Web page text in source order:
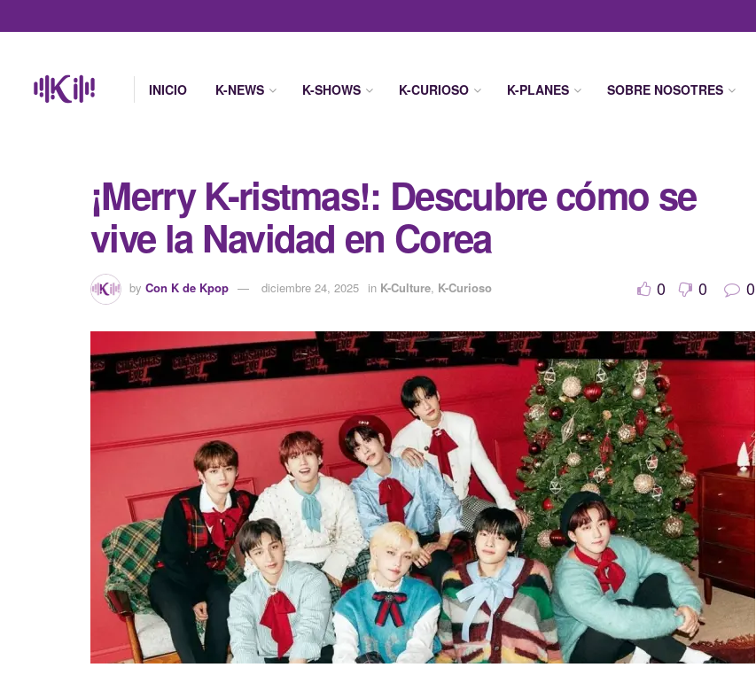
INICIO K-NEWS K-SHOWS K-CURIOSO K-PLANES SOBRE NOSOTRES
¡Merry K-ristmas!: Descubre cómo se
vive la Navidad en Corea
by Con K de Kpop diciembre 24, 2025 in K-Culture, K-Curioso 0 0 0